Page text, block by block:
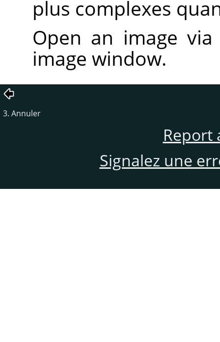
plus complexes
Open an image
image window.
3. Annuler
Report
Signalez une